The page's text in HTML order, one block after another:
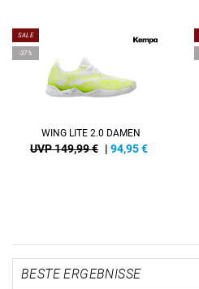
SALE
-37%
WING LITE 2.0 DAMEN
UVP 149,99 € | 94,95€